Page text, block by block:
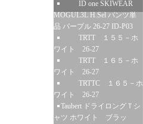
ID one SKIWEAR
MOGUL3L H.Sel パンツ単
品 パープル 26-27 ID-P03
TRTT １５５－ホ
ワイト 26-27
TRTT １６５－ホ
ワイト 26-27
TRTTC １６５－ホ
ワイト 26-27
Taubert ドライロングＴシ
ャツ ホワイト ブラッ